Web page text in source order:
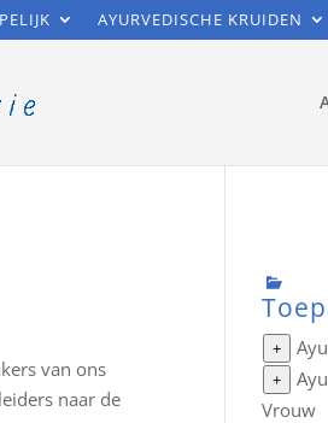
AYURVEDISCHE KRUIDEN
van ons
naar de
+
+
Vrouw